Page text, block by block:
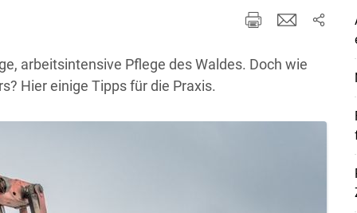
arbeitsintensive Pflege des Waldes. Doch wie
Hier einige Tipps für die Praxis.